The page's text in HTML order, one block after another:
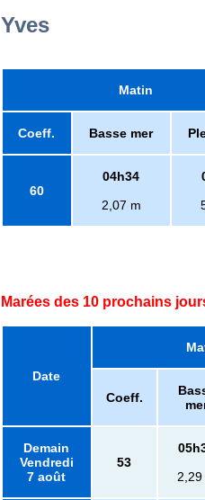
Yves
Matin
Coeff. Basse mer
60
04h34
2,07 m
Marées des 10 prochains
Date
Coeff.
Demain
Vendredi
7 août
53
2,29